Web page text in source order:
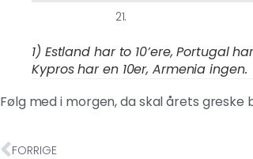
21.
1) Estland har to 10’ere, Portugal
Kypros har en 10er, Armenia ingen.
Følg med i morgen, da skal årets greske
FORRIGE